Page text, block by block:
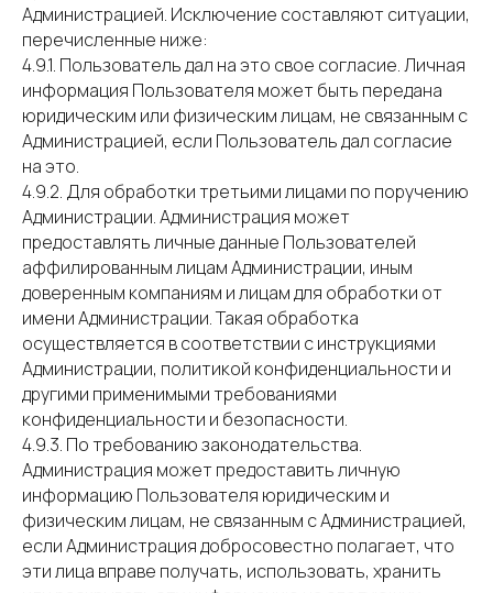
Администрацией. Исключение составляют ситуации,
перечисленные ниже:
4.9.1. Пользователь дал на это свое согласие. Личная
информация Пользователя может быть передана
юридическим или физическим лицам, не связанным с
Администрацией, если Пользователь дал согласие
на это.
4.9.2. Для обработки третьими лицами по поручению
Администрации. Администрация может
предоставлять личные данные Пользователей
аффилированным лицам Администрации, иным
доверенным компаниям и лицам для обработки от
имени Администрации. Такая обработка
осуществляется в соответствии с инструкциями
Администрации, политикой конфиденциальности и
другими применимыми требованиями
конфиденциальности и безопасности.
4.9.3. По требованию законодательства.
Администрация может предоставить личную
информацию Пользователя юридическим и
физическим лицам, не связанным с Администрацией,
если Администрация добросовестно полагает, что
эти лица вправе получать, использовать, хранить